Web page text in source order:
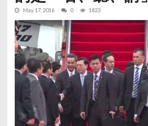
May 17, 2016 0 1823